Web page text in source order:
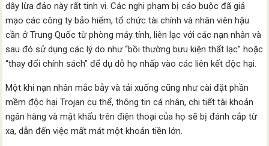
dây lừa đảo này rất tinh vi. Các nghi phạm bị cáo buộc đã giả
mạo các công ty bảo hiểm, tổ chức tài chính và nhân viên hậu
cần ở Trung Quốc từ phòng máy tính, liên lạc với các nạn nhân và
sau đó sử dụng các lý do như “bồi thường bưu kiện thất lạc” hoặc
“thay đổi chính sách” để dụ dỗ họ nhấp vào các liên kết độc hại.
Một khi nạn nhân mắc bẫy và tải xuống cũng như cài đặt phần
mềm độc hại Trojan cụ thể, thông tin cá nhân, chi tiết tài khoản
ngân hàng và mật khẩu trên điện thoại của họ sẽ bị đánh cắp từ
xa, dẫn đến việc mất mát một khoản tiền lớn.